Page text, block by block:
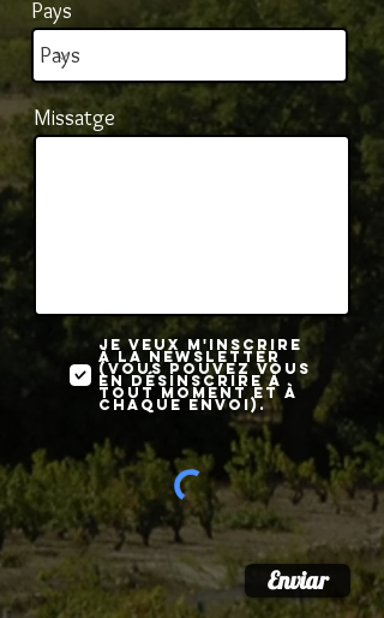
Pays
Missatge
Je veux m'inscrire
à la newsletter
(Vous pouvez vous
en désinscrire à
tout moment et à
chaque envoi).
Enviar